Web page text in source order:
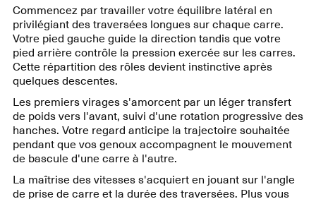
Commencez par travailler votre équilibre latéral en
privilégiant des traversées longues sur chaque carre.
Votre pied gauche guide la direction tandis que votre
pied arrière contrôle la pression exercée sur les carres.
Cette répartition des rôles devient instinctive après
quelques descentes.
Les premiers virages s'amorcent par un léger transfert
de poids vers l'avant, suivi d'une rotation progressive des
hanches. Votre regard anticipe la trajectoire souhaitée
pendant que vos genoux accompagnent le mouvement
de bascule d'une carre à l'autre.
La maîtrise des vitesses s'acquiert en jouant sur l'angle
de prise de carre et la durée des traversées. Plus vous